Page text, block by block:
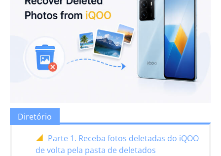
Diretório
Parte 1. Receba fotos deletadas do iQOO
de volta pela pasta de deletados